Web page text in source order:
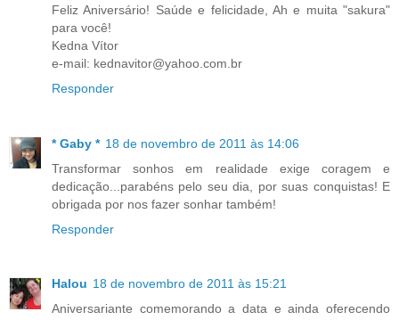
Feliz Aniversário! Saúde e felicidade, Ah e muita "sakura"
para você!
Kedna Vítor
e-mail: kednavitor@yahoo.com.br
Responder
* Gaby * 18 de novembro de 2011 às 14:06
Transformar sonhos em realidade exige coragem e
dedicação...parabéns pelo seu dia, por suas conquistas! E
obrigada por nos fazer sonhar também!
Responder
Halou 18 de novembro de 2011 às 15:21
Aniversariante comemorando a data e ainda oferecendo